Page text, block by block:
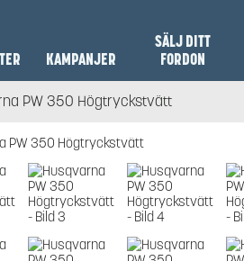
KAMPANJER
SÄLJ DITT
FORDON
PW 350 Högtryckstvätt